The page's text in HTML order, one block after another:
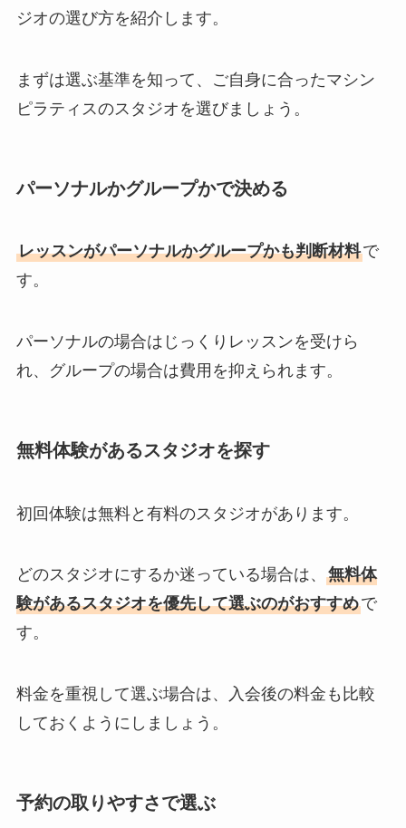
ジオの選び方を紹介します。
まずは選ぶ基準を知って、ご自身に合ったマシン
ピラティスのスタジオを選びましょう。
パーソナルかグループかで決める
レッスンがパーソナルかグループかも判断材料で
す。
パーソナルの場合はじっくりレッスンを受けら
れ、グループの場合は費用を抑えられます。
無料体験があるスタジオを探す
初回体験は無料と有料のスタジオがあります。
どのスタジオにするか迷っている場合は、 無料体
験があるスタジオを優先して選ぶのがおすすめで
す。
料金を重視して選ぶ場合は、入会後の料金も比較
しておくようにしましょう。
予約の取りやすさで選ぶ